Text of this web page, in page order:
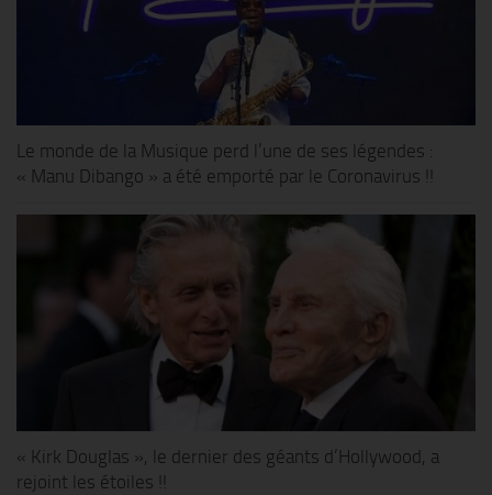
Le monde de la Musique perd l’une de ses légendes :
« Manu Dibango » a été emporté par le Coronavirus !!
« Kirk Douglas », le dernier des géants d’Hollywood, a
rejoint les étoiles !!